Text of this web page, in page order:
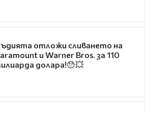
отложи сливането на
и Warner Bros. за 110
долара!😯💥